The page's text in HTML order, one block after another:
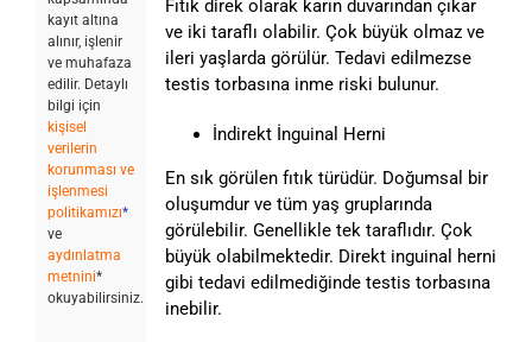
kayıt altına
alınır, işlenir
ve muhafaza
edilir. Detaylı
bilgi için
kişisel
verilerin
korunması ve
işlenmesi
politikamızı*
ve
aydınlatma
metnini*
okuyabilirsiniz.
Fıtık direk olarak karın duvarından çıkar
ve iki taraflı olabilir. Çok büyük olmaz ve
ileri yaşlarda görülür. Tedavi edilmezse
testis torbasına inme riski bulunur.
İndirekt İnguinal Herni
En sık görülen fıtık türüdür. Doğumsal bir
oluşumdur ve tüm yaş gruplarında
görülebilir. Genellikle tek taraflıdır. Çok
büyük olabilmektedir. Direkt inguinal herni
gibi tedavi edilmediğinde testis torbasına
inebilir.